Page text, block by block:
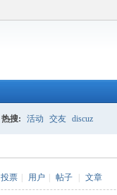
热搜: 活动 交友 discuz
投票 用户 帖子 文章